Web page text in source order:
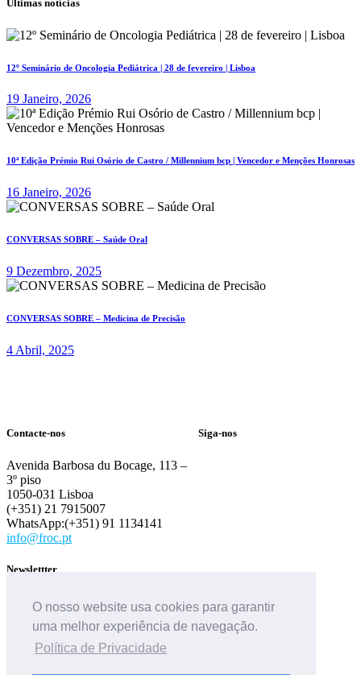
O nosso website usa cookies para garantir
uma melhor experiência de navegação.
Política de Privacidade
Últimas notícias
12º Seminário de Oncologia Pediátrica | 28 de fevereiro | Lisboa
19 Janeiro, 2026
10ª Edição Prémio Rui Osório de Castro / Millennium bcp | Vencedor e Menções Honrosas
16 Janeiro, 2026
CONVERSAS SOBRE – Saúde Oral
9 Dezembro, 2025
CONVERSAS SOBRE – Medicina de Precisão
4 Abril, 2025
Contacte-nos
Avenida Barbosa du Bocage, 113 –
3º piso
1050-031 Lisboa
(+351) 21 7915007
WhatsApp:(+351) 91 1134141
info@froc.pt
Siga-nos
Newslettter